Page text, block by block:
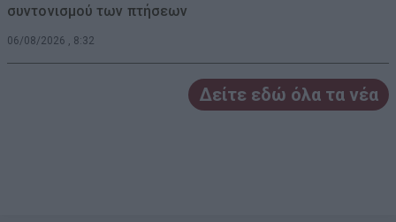
συντονισμού των πτήσεων
06/08/2026 , 8:32
Δείτε εδώ όλα τα νέα